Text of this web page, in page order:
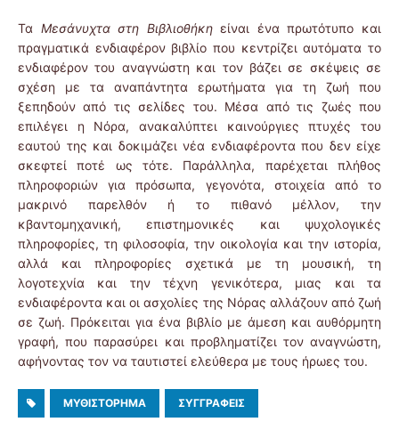
Τα Μεσάνυχτα στη Βιβλιοθήκηείναι ένα πρωτότυπο και
πραγματικά ενδιαφέρον βιβλίο που κεντρίζει αυτόματα το
ενδιαφέρον του αναγνώστη και τον βάζει σε σκέψεις σε
σχέση με τα αναπάντητα ερωτήματα για τη ζωή που
ξεπηδούν από τις σελίδες του. Μέσα από τις ζωές που
επιλέγει η Νόρα, ανακαλύπτει καινούργιες πτυχές του
εαυτού της και δοκιμάζει νέα ενδιαφέροντα που δεν είχε
σκεφτεί ποτέ ως τότε. Παράλληλα, παρέχεται πλήθος
πληροφοριών για πρόσωπα, γεγονότα, στοιχεία από το
μακρινό παρελθόν ή το πιθανό μέλλον, την
κβαντομηχανική, επιστημονικές και ψυχολογικές
πληροφορίες, τη φιλοσοφία, την οικολογία και την ιστορία,
αλλά και πληροφορίες σχετικά με τη μουσική, τη
λογοτεχνία και την τέχνη γενικότερα, μιας και τα
ενδιαφέροντα και οι ασχολίες της Νόρας αλλάζουν από ζωή
σε ζωή. Πρόκειται για ένα βιβλίο με άμεση και αυθόρμητη
γραφή, που παρασύρει και προβληματίζει τον αναγνώστη,
αφήνοντας τον να ταυτιστεί ελεύθερα με τους ήρωες του.
ΜΥΘΙΣΤΌΡΗΜΑ ΣΥΓΓΡΑΦΕΊΣ